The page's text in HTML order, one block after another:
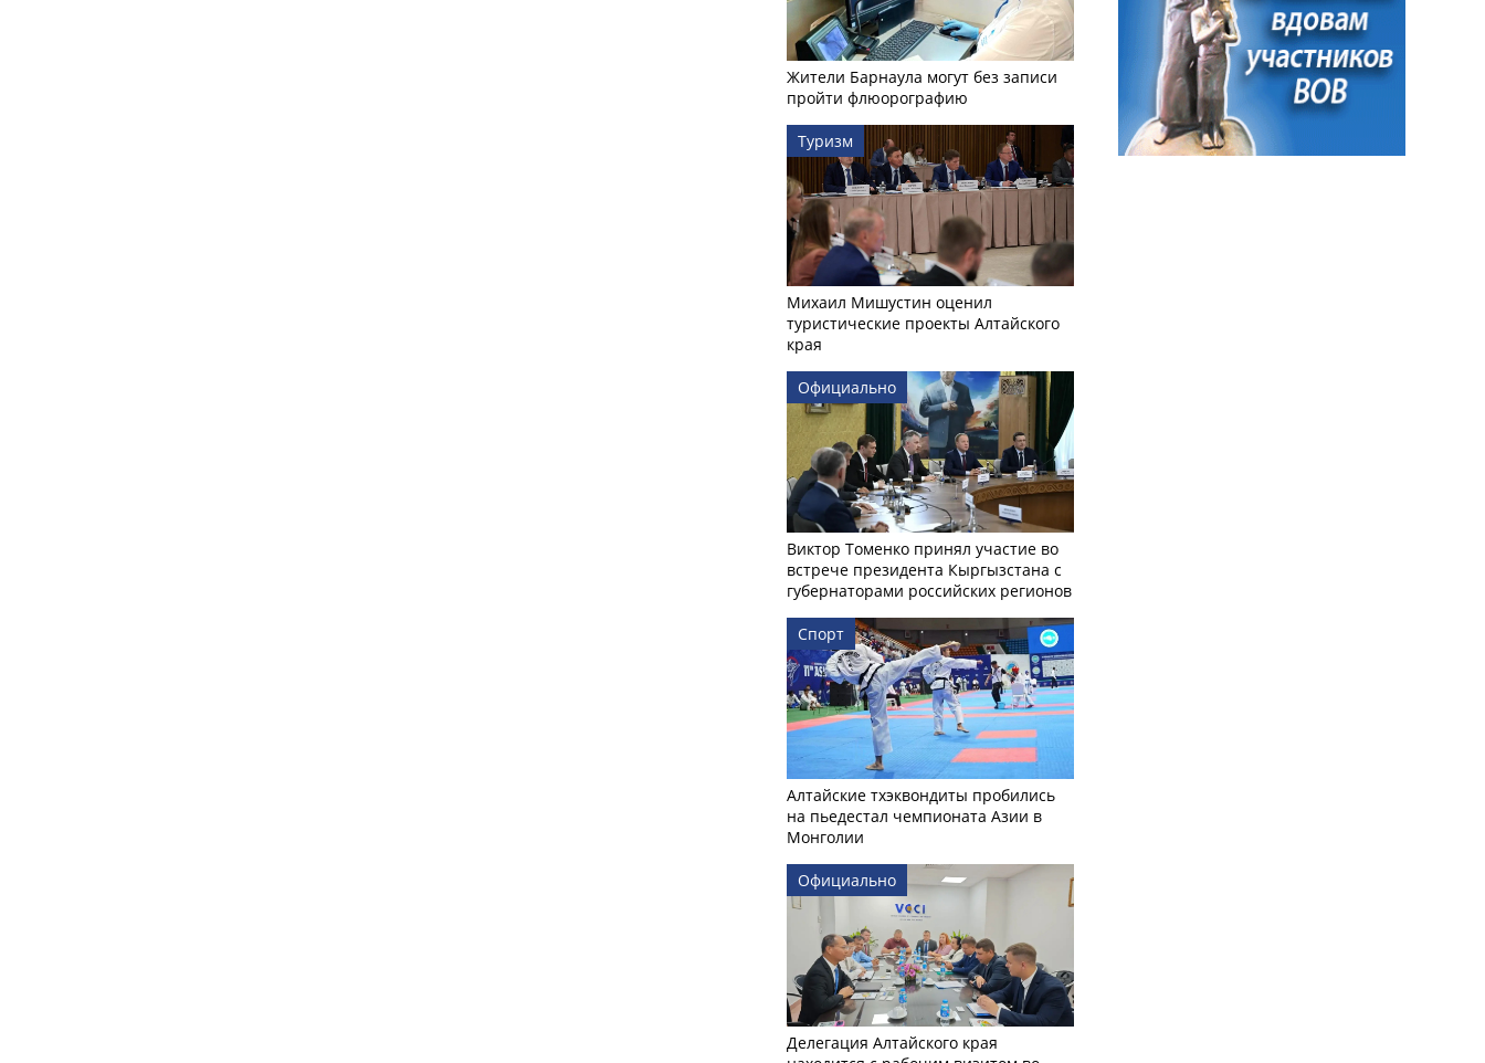
Жители Барнаула могут без записи
пройти флюорографию
Туризм
Михаил Мишустин оценил
туристические проекты Алтайского
края
Официально
Виктор Томенко принял участие во
встрече президента Кыргызстана с
губернаторами российских регионов
Спорт
Алтайские тхэквондиты пробились
на пьедестал чемпионата Азии в
Монголии
Официально
Делегация Алтайского края